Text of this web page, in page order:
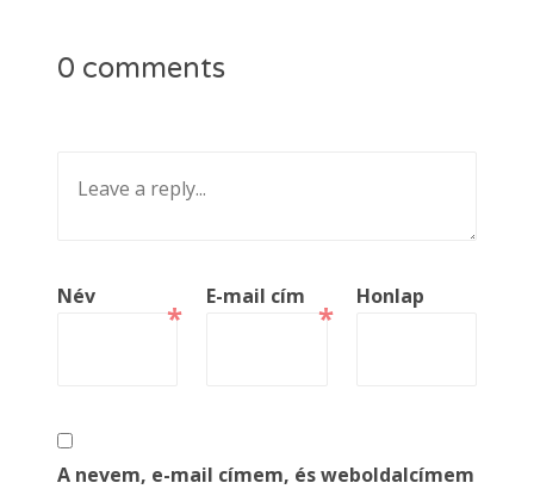
0 comments
Név
*
E-mail cím
*
Honlap
A nevem, e-mail címem, és weboldalcímem